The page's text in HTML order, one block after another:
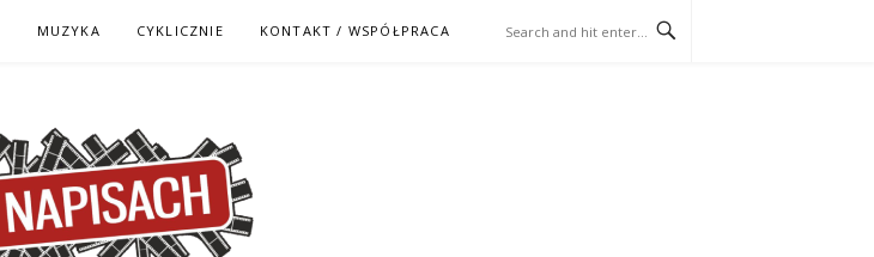
MUZYKA CYKLICZNIE KONTAKT / WSPÓŁPRACA